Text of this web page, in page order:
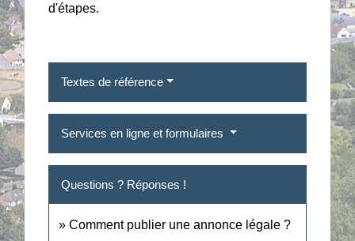
d'étapes.
Textes de référence
Services en ligne et formulaires
Questions ? Réponses !
Comment publier une annonce légale ?